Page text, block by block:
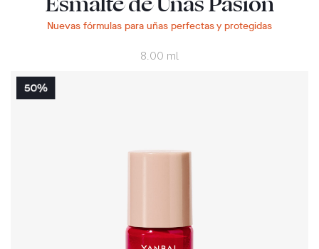
Nuevas fórmulas para uñas perfectas y protegidas
8.00 ml